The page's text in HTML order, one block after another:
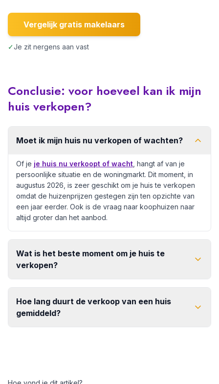
Vergelijk gratis makelaars
✓Je zit nergens aan vast
Conclusie: voor hoeveel kan ik mijn
huis verkopen?
Moet ik mijn huis nu verkopen of wachten?
Of je je huis nu verkoopt of wacht , hangt af van je
persoonlijke situatie en de woningmarkt. Dit moment, in
augustus 2026, is zeer geschikt om je huis te verkopen
omdat de huizenprijzen gestegen zijn ten opzichte van
een jaar eerder. Ook is de vraag naar koophuizen naar
altijd groter dan het aanbod.
Wat is het beste moment om je huis te
verkopen?
Hoe lang duurt de verkoop van een huis
gemiddeld?